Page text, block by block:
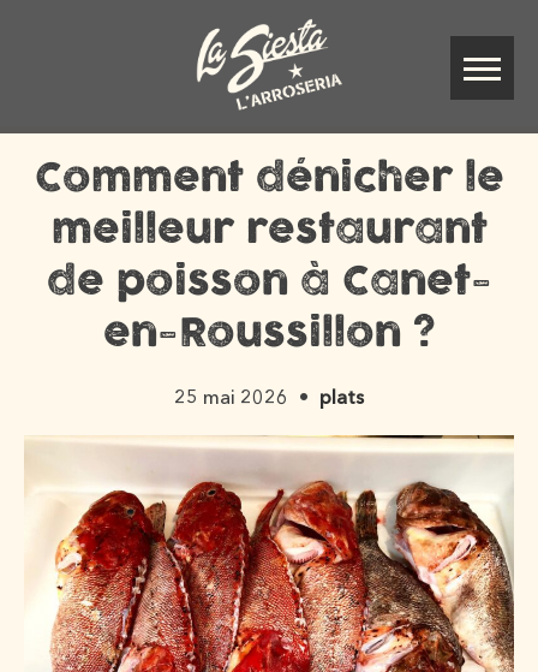
Comment dénicher le
meilleur restaurant
de poisson à Canet-
en-Roussillon ?
25 mai 2026 plats